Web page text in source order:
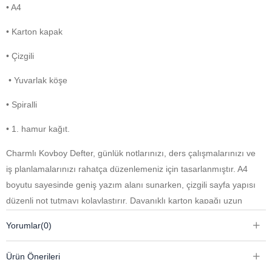
• A4
• Karton kapak
• Çizgili
• Yuvarlak köşe
• Spiralli
• 1. hamur kağıt.
Charmlı Kovboy Defter, günlük notlarınızı, ders çalışmalarınızı ve
iş planlamalarınızı rahatça düzenlemeniz için tasarlanmıştır. A4
boyutu sayesinde geniş yazım alanı sunarken, çizgili sayfa yapısı
düzenli not tutmayı kolaylaştırır. Dayanıklı karton kapağı uzun
çevirmenize yardımcı olur. Yuvarlak köşe detayı modern ve şık bir
Yorumlar(0)
Ürün Önerileri